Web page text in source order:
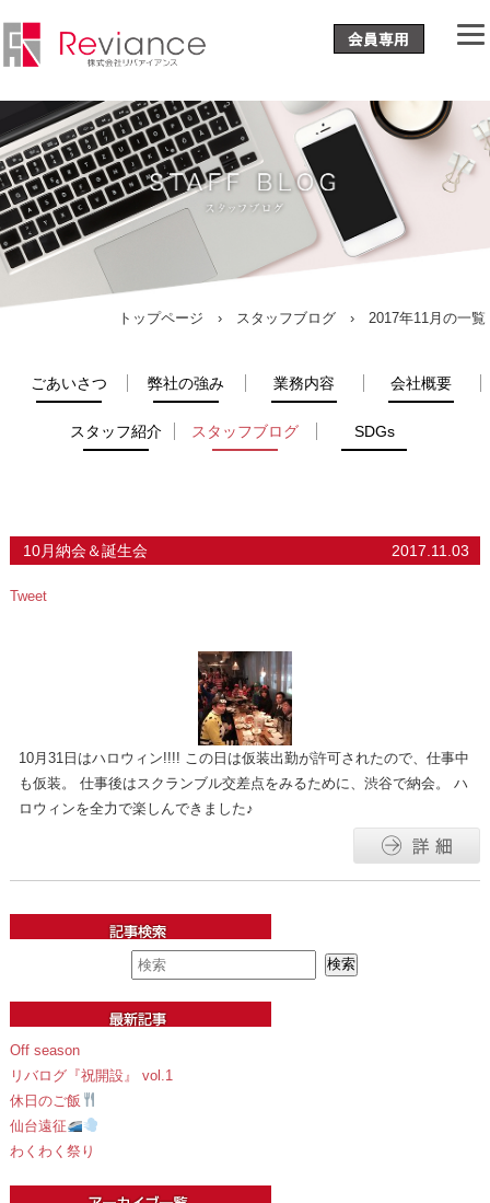
トップページ › スタッフブログ› 2017年11月の一覧
ごあいさつ 弊社の強み 業務内容 会社概要
スタッフ紹介 スタッフブログ SDGs
10月納会＆誕生会 2017.11.03
Tweet
10月31日はハロウィン!!!! この日は仮装出勤が許可されたので、仕事中
も仮装。 仕事後はスクランブル交差点をみるために、渋谷で納会。 ハ
ロウィンを全力で楽しんできました♪
Off season
リバログ『祝開設』 vol.1
休日のご飯
仙台遠征
わくわく祭り